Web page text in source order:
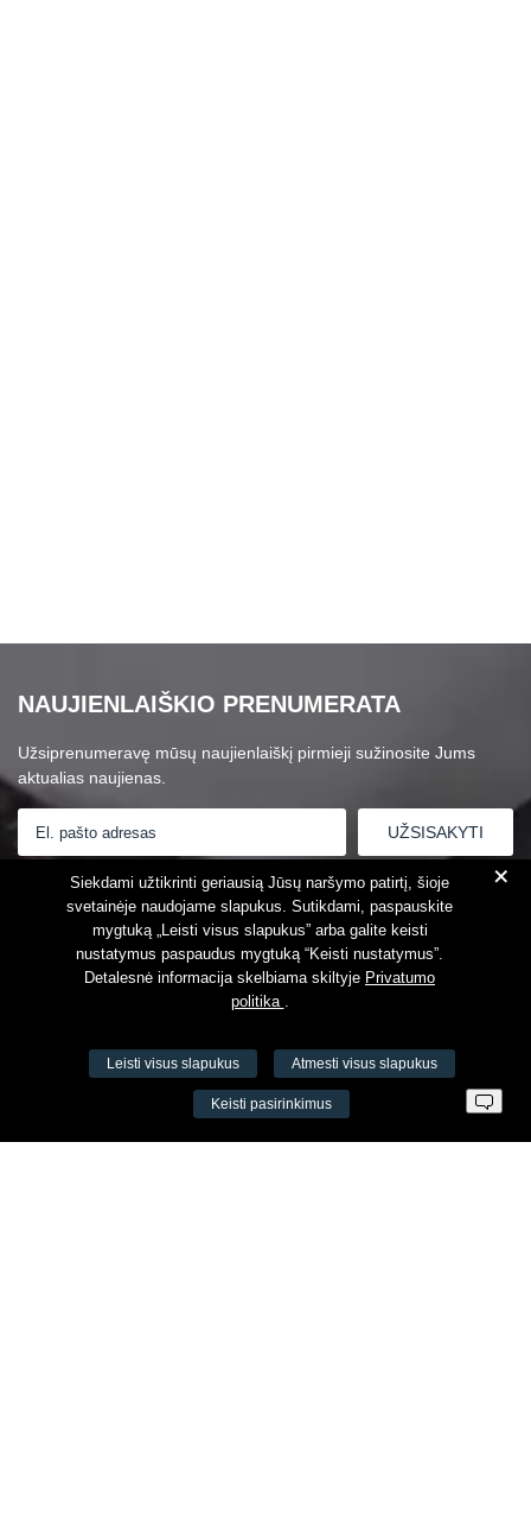
NAUJIENLAIŠKIO PRENUMERATA
Užsiprenumeravę mūsų naujienlaiškį pirmieji sužinosite Jums
aktualias naujienas.
Susipažinau suPrivatumo politika
VŠĮ Fitneso mokymo centras AEROMIX
+
Siekdami užtikrinti geriausią Jūsų naršymo patirtį, šioje
svetainėje naudojame slapukus. Sutikdami, paspauskite
mygtuką „Leisti visus slapukus” arba galite keisti
nustatymus paspaudus mygtuką “Keisti nustatymus”.
Detalesnė informacija skelbiama skiltyje Privatumo
politika .
Leisti visus slapukus Atmesti visus slapukus
Keisti pasirinkimus